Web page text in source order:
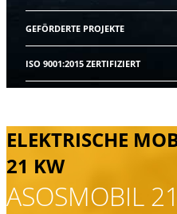
GEFÖRDERTE PROJEKTE
ISO 9001:2015 ZERTIFIZIERT
ELEKTRISCHE
21 KW
ASOSMOBIL